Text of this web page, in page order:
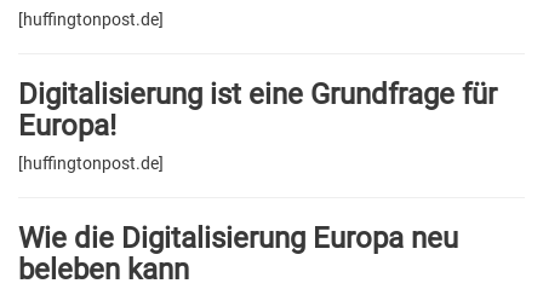
[huffingtonpost.de]
Digitalisierung ist eine Grundfrage für
Europa!
[huffingtonpost.de]
Wie die Digitalisierung Europa neu
beleben kann